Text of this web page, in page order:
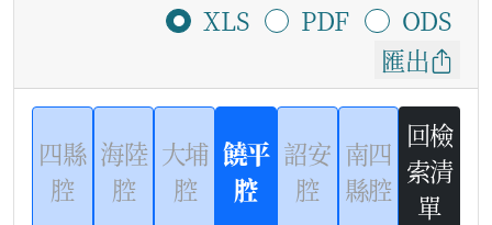
XLS
PDF
ODS
匯出
四縣
腔
海陸
腔
大埔
腔
饒平
腔
詔安
腔
南四
縣腔
回檢
索清
單